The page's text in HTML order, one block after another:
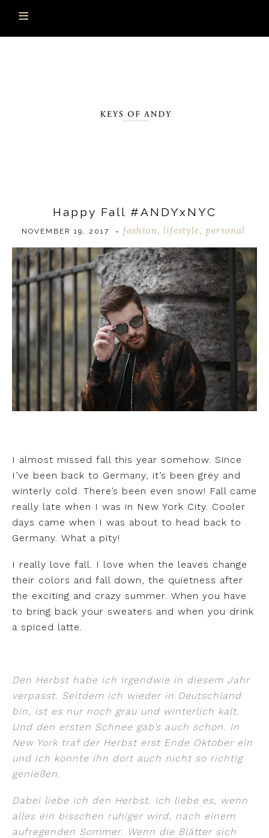
Happy Fall #ANDYxNYC
NOVEMBER 19, 2017 ~ fashion lifestyle personal
I almost missed fall this year somehow. Since
I’ve been back to Germany, it’s been grey and
winterly cold. There’s been even snow! Fall came
really late when I was in New York City. Cooler
days came when I was about to head back to
Germany. What a pity!
I really love fall. I love when the leaves change
their colors and fall down, the quietness after
the exciting and crazy summer. When you have
to bring back your sweaters and when you drink
a spiced latte.
Den Herbst habe ich irgendwie in diesem Jahr
verpasst. Seitdem ich wieder in Deutschland
bin, ist es nur noch grau und winterlich kalt.
Und den ersten Schnee gab’s auch schon. In
New York traf der Herbst erst Ende Oktober ein
und ich konnte ihn dort auch nicht so richtig
genießen.
Dabei liebe ich den Herbst. Ich liebe es, wenn
alles ein bisschen ruhiger wird, nach einem
aufregenden Sommer. Wenn die Blätter sich